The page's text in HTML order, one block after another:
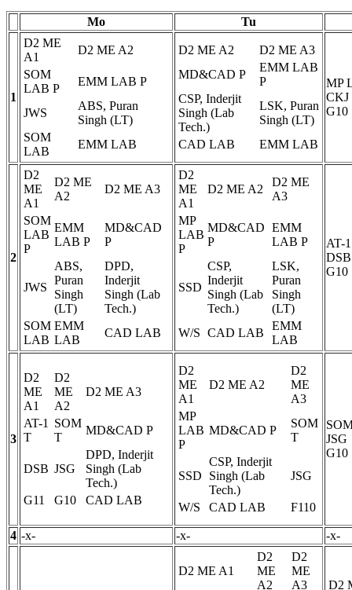
Mo Tu
1
D2 ME
A1
D2 ME A2
SOM
LAB P
EMM LAB P
JWS
ABS, Puran
Singh (LT)
SOM
LAB
EMM LAB
D2 ME A2
D2 ME A3
MD&CAD P
EMM LAB
P
CSP, Inderjit
Singh (Lab
Tech.)
LSK, Puran
Singh (LT)
CAD LAB
EMM LAB
MP
CKJ
G10
2
D2
ME
A1
D2 ME
A2
D2 ME A3
SOM
LAB
P
EMM
LAB P
MD&CAD
P
JWS
ABS,
Puran
Singh
(LT)
DPD,
Inderjit
Singh (Lab
Tech.)
SOM
LAB
EMM
LAB
CAD LAB
D2
ME
A1
D2 ME A2
D2 ME
A3
MP
LAB
P
MD&CAD
P
EMM
LAB P
SSD
CSP,
Inderjit
Singh (Lab
Tech.)
LSK,
Puran
Singh
(LT)
W/S CAD LAB
EMM
LAB
AT-1
DSB
G10
3
D2
ME
A1
D2
ME
A2
D2 ME A3
AT-1
T
SOM
T
MD&CAD P
DSB JSG
DPD, Inderjit
Singh (Lab
Tech.)
G11
G10 CAD LAB
D2
ME
A1
D2 ME A2
D2
ME
A3
MP
LAB
P
MD&CAD P
SOM
T
SSD
CSP, Inderjit
Singh (Lab
Tech.)
JSG
W/S CAD LAB F110
JSG
G10
4 -x- -x- -x-
D2 ME A1
D2
ME
A2
D2
ME
A3
D2